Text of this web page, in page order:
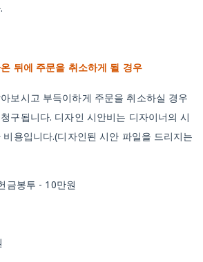
뒤에 주문을 취소하게 될 경우
보시고 부득이하게 주문을 취소하실 경우
구됩니다. 디자인 시안비는 디자이너의 시
용입니다.(디자인된 시안 파일을 드리지는
금봉투 - 10만원